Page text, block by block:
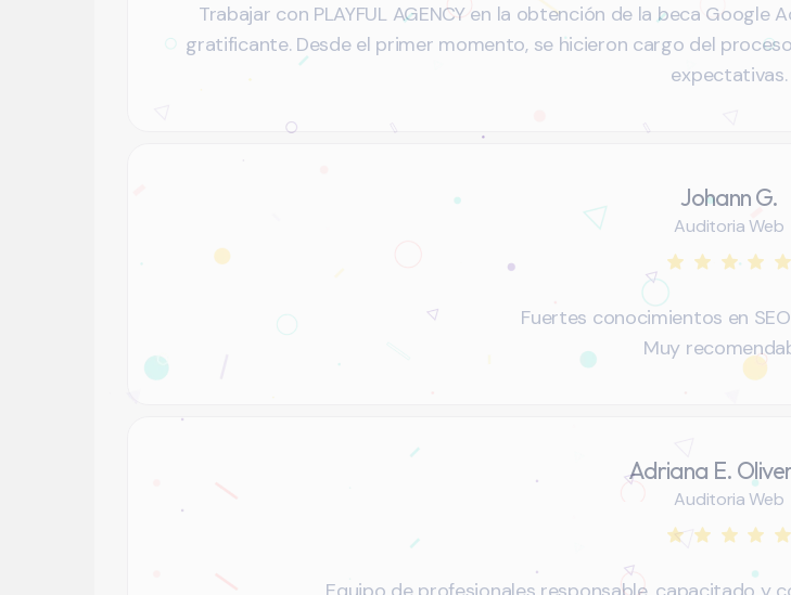
Trabajar con PLAYFUL AGENCY en la obtención de la beca
gratificante. Desde el primer momento, se hicieron cargo del
expectativas.
Johann G.
Auditoria Web
Fuertes conocimientos en
Muy
Adriana E.
Auditoria Web